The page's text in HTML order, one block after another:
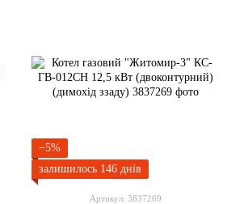
−5%
залишилось 146 днів
Артикул: 3837269